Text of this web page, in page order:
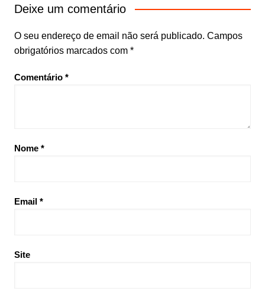
Deixe um comentário
O seu endereço de email não será publicado. Campos
obrigatórios marcados com *
Comentário *
Nome *
Email *
Site